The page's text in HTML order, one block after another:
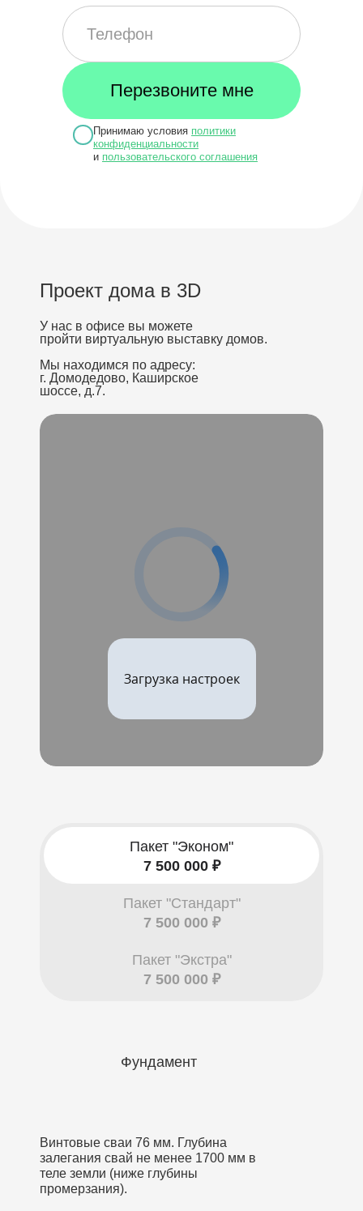
Принимаю условия политики
конфиденциальности
и пользовательского соглашения
Проект дома в 3D
У нас в офисе вы можете
пройти виртуальную выставку домов.
Мы находимся по адресу:
г. Домодедово, Каширское
шоссе, д.7.
Загрузка настроек
Пакет "Эконом"
7 500 000 ₽
Пакет "Стандарт"
7 500 000 ₽
Пакет "Экстра"
7 500 000 ₽
Фундамент
Винтовые сваи 76 мм. Глубина
залегания свай не менее 1700 мм в
теле земли (ниже глубины
промерзания).